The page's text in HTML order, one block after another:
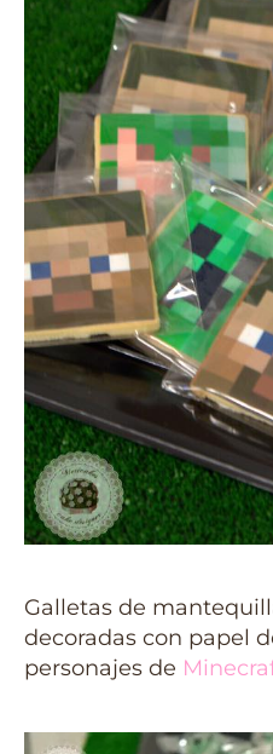
Galletas de
decoradas con papel
personajes de